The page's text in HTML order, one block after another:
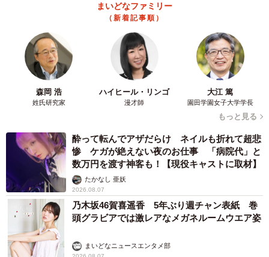
まいどなファミリー
（新着記事順）
森岡 浩
姓氏研究家
ハイヒール・リンゴ
漫才師
大江 篤
園田学園女子大学学長
もっと見る
酔って転んでアザだらけ ネイルも折れて超悲
惨 ケガが絶えない夜のお仕事 「病院代」と
数万円を渡す神客も！【現役キャストに取材】
たかなし 亜妖
2026.08.07
乃木坂46賀喜遥香 5年ぶり週チャン表紙 巻
頭グラビアでは激レアなメガネルームウエア姿
まいどなニュースエンタメ部